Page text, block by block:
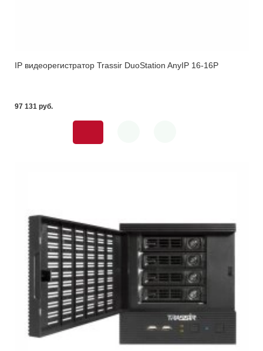
IP видеорегистратор Trassir DuoStation AnyIP 16-16P
97 131 pуб.